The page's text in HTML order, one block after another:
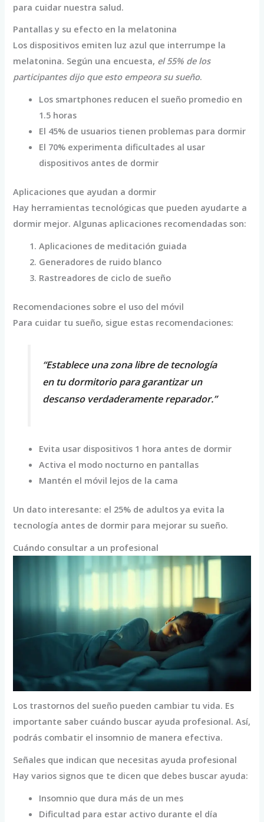
para cuidar nuestra salud.
Pantallas y su efecto en la melatonina
Los dispositivos emiten luz azul que interrumpe la
melatonina. Según una encuesta, el 55% de los
participantes dijo que esto empeora su sueño.
Los smartphones reducen el sueño promedio en
1.5 horas
El 45% de usuarios tienen problemas para dormir
El 70% experimenta dificultades al usar
dispositivos antes de dormir
Aplicaciones que ayudan a dormir
Hay herramientas tecnológicas que pueden ayudarte a
dormir mejor. Algunas aplicaciones recomendadas son:
Aplicaciones de meditación guiada
Generadores de ruido blanco
Rastreadores de ciclo de sueño
Recomendaciones sobre el uso del móvil
Para cuidar tu sueño, sigue estas recomendaciones:
“Establece una zona libre de tecnología
en tu dormitorio para garantizar un
descanso verdaderamente reparador.”
Evita usar dispositivos 1 hora antes de dormir
Activa el modo nocturno en pantallas
Mantén el móvil lejos de la cama
Un dato interesante: el 25% de adultos ya evita la
tecnología antes de dormir para mejorar su sueño.
Cuándo consultar a un profesional
Los trastornos del sueño pueden cambiar tu vida. Es
importante saber cuándo buscar ayuda profesional. Así,
podrás combatir el insomnio de manera efectiva.
Señales que indican que necesitas ayuda profesional
Hay varios signos que te dicen que debes buscar ayuda:
Insomnio que dura más de un mes
Dificultad para estar activo durante el día